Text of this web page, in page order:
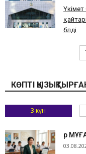
бөлді
КӨПТІ
3 күн
Әр